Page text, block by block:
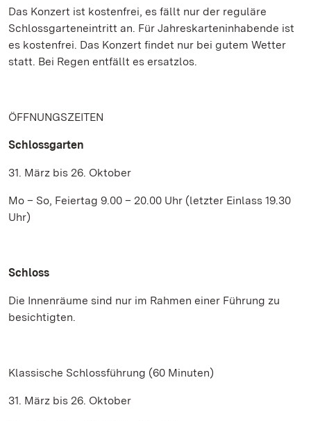
Das Konzert ist kostenfrei, es fällt nur der reguläre
Schlossgarteneintritt an. Für Jahreskarteninhabende ist
es kostenfrei. Das Konzert findet nur bei gutem Wetter
statt. Bei Regen entfällt es ersatzlos.
ÖFFNUNGSZEITEN
Schlossgarten
31. März bis 26. Oktober
Mo – So, Feiertag 9.00 – 20.00 Uhr (letzter Einlass 19.30
Uhr)
Schloss
Die Innenräume sind nur im Rahmen einer Führung zu
besichtigten.
Klassische Schlossführung (60 Minuten)
31. März bis 26. Oktober